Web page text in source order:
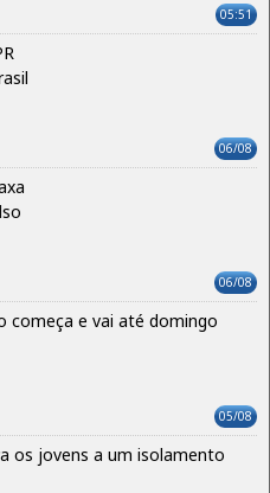
05:51
06/08
06/08
começa e vai até domingo
05/08
os jovens a um isolamento